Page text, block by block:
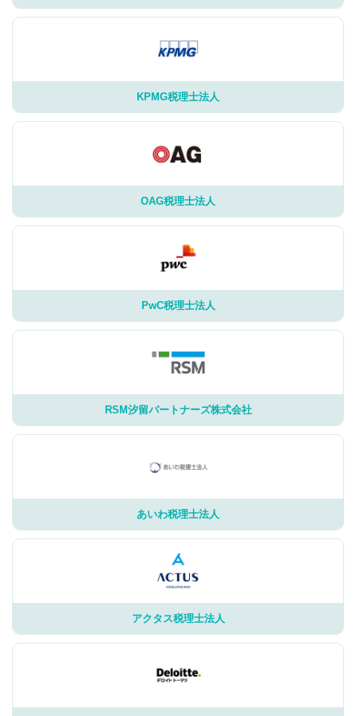
KPMG税理士法人
OAG税理士法人
PwC税理士法人
RSM汐留パートナーズ株式会社
あいわ税理士法人
アクタス税理士法人